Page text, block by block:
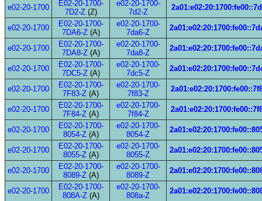
e02-20-1700
E02-20-1700-
7D2-Z(Z)
e02-20-1700-
7d2-Z
e02-20-1700
E02-20-1700-
7DA6-Z(A)
e02-20-1700-
7da6-Z
e02-20-1700
E02-20-1700-
7DA8-Z(A)
e02-20-1700-
7da8-Z
e02-20-1700
E02-20-1700-
7DC5-Z(A)
e02-20-1700-
7dc5-Z
e02-20-1700
E02-20-1700-
7F83-Z (A)
e02-20-1700-
7f83-Z
e02-20-1700
E02-20-1700-
7F84-Z (A)
e02-20-1700-
7f84-Z
e02-20-1700
E02-20-1700-
8054-Z(A)
e02-20-1700-
8054-Z
e02-20-1700
E02-20-1700-
8055-Z(A)
e02-20-1700-
8055-Z
e02-20-1700
E02-20-1700-
8089-Z(A)
e02-20-1700-
8089-Z
e02-20-1700
E02-20-1700-
808A-Z(A)
e02-20-1700-
808a-Z